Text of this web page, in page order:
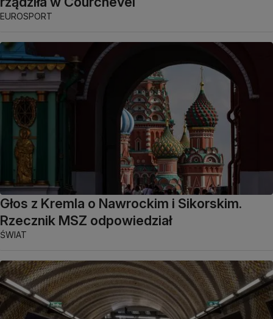
EUROSPORT
Głos z Kremla o Nawrockim i Sikorskim.
Rzecznik MSZ odpowiedział
ŚWIAT